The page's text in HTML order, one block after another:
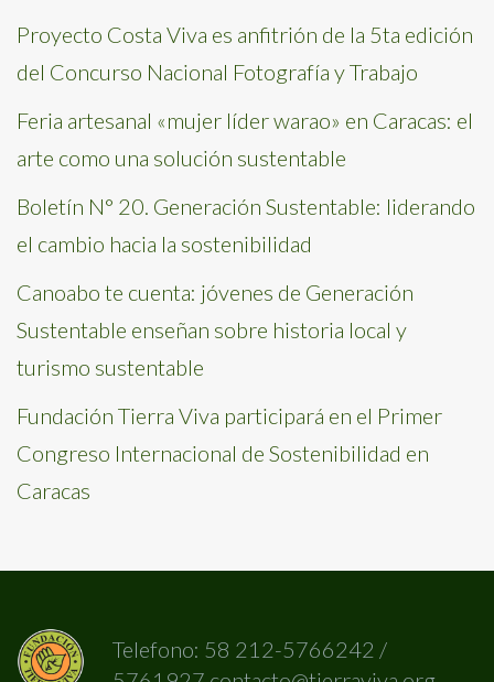
Proyecto Costa Viva es anfitrión de la 5ta edición
del Concurso Nacional Fotografía y Trabajo
Feria artesanal «mujer líder warao» en Caracas: el
arte como una solución sustentable
Boletín N° 20. Generación Sustentable: liderando
el cambio hacia la sostenibilidad
Canoabo te cuenta: jóvenes de Generación
Sustentable enseñan sobre historia local y
turismo sustentable
Fundación Tierra Viva participará en el Primer
Congreso Internacional de Sostenibilidad en
Caracas
Telefono: 58 212-5766242 /